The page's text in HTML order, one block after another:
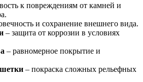
к повреждениям от камней и
и сохранение внешнего вида.
– защита от коррозии в условиях
– равномерное покрытие и
– покраска сложных рельефных